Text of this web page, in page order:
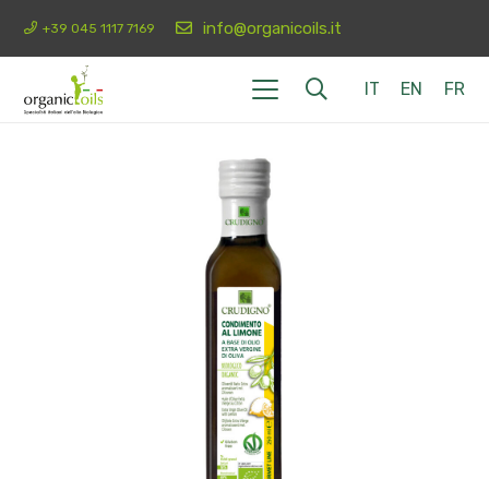
+39 045 1117 7169 info@organicoils.it
IT EN FR